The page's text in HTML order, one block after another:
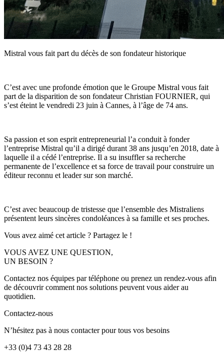
Mistral vous fait part du décès de son fondateur historique
C’est avec une profonde émotion que le Groupe Mistral vous fait
part de la disparition de son fondateur Christian FOURNIER, qui
s’est éteint le vendredi 23 juin à Cannes, à l’âge de 74 ans.
Sa passion et son esprit entrepreneurial l’a conduit à fonder
l’entreprise Mistral qu’il a dirigé durant 38 ans jusqu’en 2018, date à
laquelle il a cédé l’entreprise. Il a su insuffler sa recherche
permanente de l’excellence et sa force de travail pour construire un
éditeur reconnu et leader sur son marché.
C’est avec beaucoup de tristesse que l’ensemble des Mistraliens
présentent leurs sincères condoléances à sa famille et ses proches.
Vous avez aimé cet article ? Partagez le !
VOUS AVEZ UNE QUESTION,
UN BESOIN ?
Contactez nos équipes par téléphone ou prenez un rendez-vous afin
de découvrir comment nos solutions peuvent vous aider au
quotidien.
Contactez-nous
N’hésitez pas à nous contacter pour tous vos besoins
+33 (0)4 73 43 28 28